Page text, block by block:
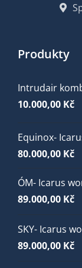
Produkty
Intrudair
10.000,00 Kč
Equinox-
80.000,00 Kč
ÓM- Icarus
89.000,00 Kč
SKY- Icarus
89.000,00 Kč